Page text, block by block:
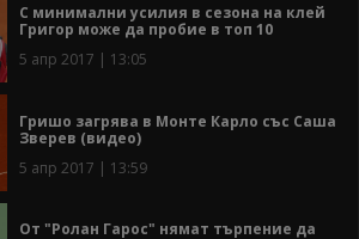
С минимални усилия в сезона на клей
Григор може да пробие в топ 10
5 апр 2017 | 13:05
Гришо загрява в Монте Карло със Саша
Зверев (видео)
5 апр 2017 | 13:59
От "Ролан Гарос" нямат търпение да